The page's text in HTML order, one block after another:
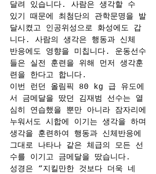
달려 있습니다. 사람은 생각할 수
있기 때문에 최첨단의 관학문명을 발
달시켰고 인공위성으로 화성에도 갑
니다. 사람의 생각은 행동과 신체
반응에도 영향을 미칩니다. 운동선수
들은 실전 훈련을 위해 먼저 생각훈
련을 한다고 합니다.
이번 런던 올림픽 80 kg 급 유도에
서 금메달을 땄던 김재범 선수는 열
심히 연습했을 뿐만 아니라 잠자리에
누워서도 시합에 이기는 생각을 하며
생각을 훈련하여 행동과 신체반응에
그대로 나타나 같은 체급의 모든 선
수를 이기고 금메달을 땄습니다.
성경은 “지킬만한 것보다 더욱 네